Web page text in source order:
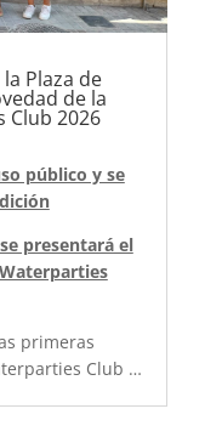
Plaza de
de la
Club 2026
público y se
presentará el
primeras
Club …